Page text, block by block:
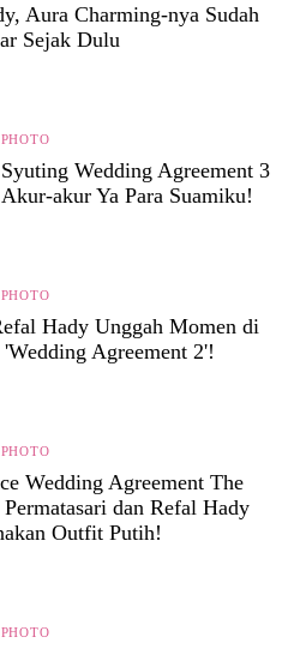
Aura Charming-nya Sudah
Sejak Dulu
PHOTO
Wedding Agreement 3
akur Ya Para Suamiku!
PHOTO
Hady Unggah Momen di
Agreement 2'!
PHOTO
Wedding Agreement The
dan Refal Hady
Outfit Putih!
PHOTO